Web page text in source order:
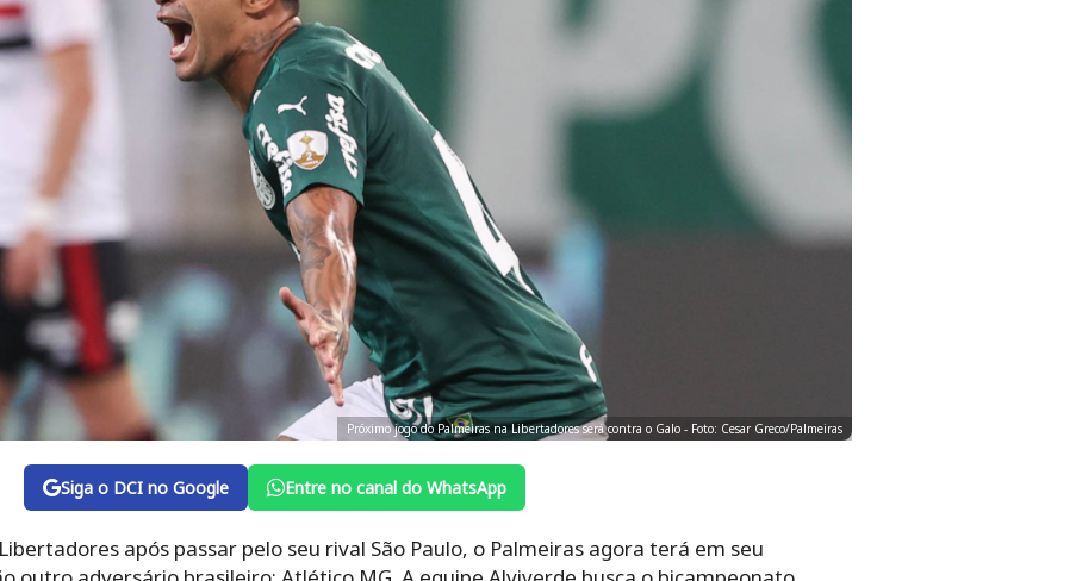
Próximo jogo do Palmeiras na Libertadores será contra o Galo - Foto: Cesar Greco/Palmeiras
Siga o DCI no Google Entre no canal do WhatsApp
após passar pelo seu rival São Paulo, o Palmeiras agora terá em seu